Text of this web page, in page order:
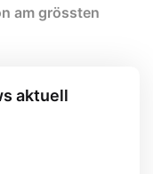
am grössten
aktuell